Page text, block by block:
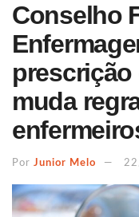
Conselho
muda
Por Junior Melo